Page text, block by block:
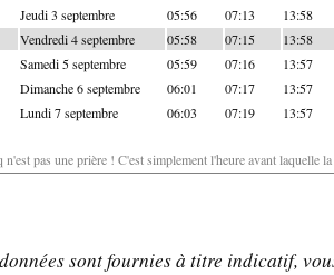
Jeudi 3 septembre 05:56 07:13 13:58
Vendredi 4 septembre 05:58 07:15 13:58
Samedi 5 septembre 05:59 07:16 13:57
Dimanche 6 septembre 06:01 07:17 13:57
Lundi 7 septembre 06:03 07:19 13:57
pas une prière ! C'est simplement l'heure avant laquelle
sont fournies à titre indicatif,